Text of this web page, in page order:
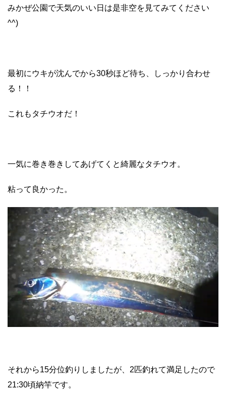
みかぜ公園で天気のいい日は是非空を見てみてください
^^)
最初にウキが沈んでから30秒ほど待ち、しっかり合わせ
る！！
これもタチウオだ！
一気に巻き巻きしてあげてくと綺麗なタチウオ。
粘って良かった。
それから15分位釣りしましたが、2匹釣れて満足したので
21:30頃納竿です。